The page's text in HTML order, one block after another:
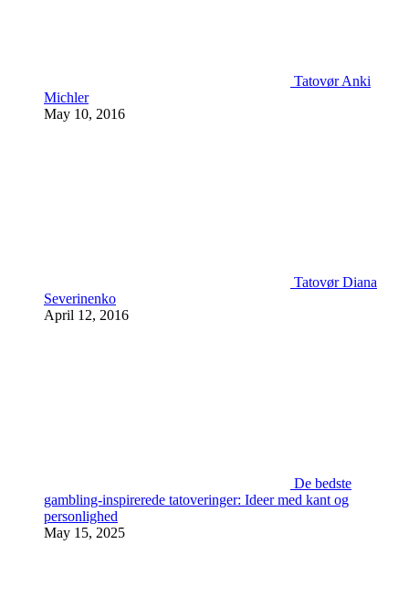
Tatovør Anki
Michler
May 10, 2016
Tatovør Diana
Severinenko
April 12, 2016
De bedste
gambling-inspirerede tatoveringer: Ideer med kant og
personlighed
May 15, 2025